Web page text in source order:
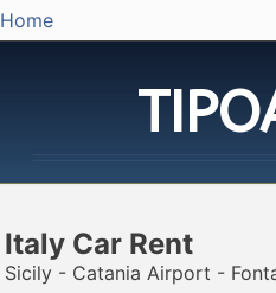
Home
Italy Car Rent
Sicily - Catania Airport -